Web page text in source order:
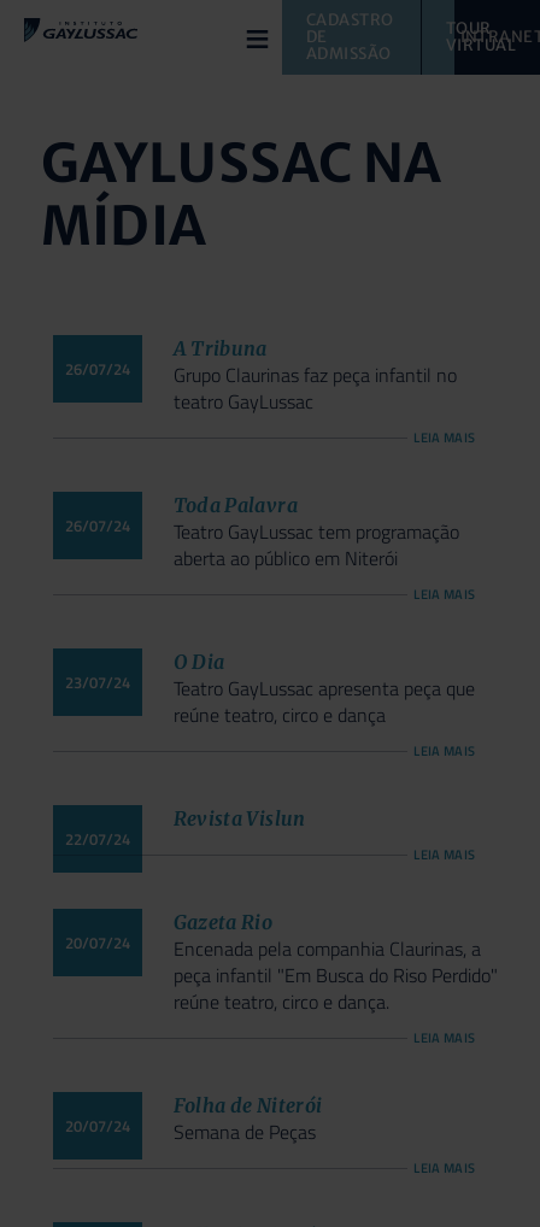
≡
CADASTRO
DE
ADMISSÃO
TOUR
VIRTUAL
GAYLUSSAC NA
MÍDIA
26/07/24
A Tribuna
Grupo Claurinas faz peça infantil no
teatro GayLussac
LEIA MAIS
26/07/24
Toda Palavra
Teatro GayLussac tem programação
aberta ao público em Niterói
LEIA MAIS
23/07/24
O Dia
Teatro GayLussac apresenta peça que
reúne teatro, circo e dança
LEIA MAIS
22/07/24
Revista Vislun
LEIA MAIS
20/07/24
Gazeta Rio
Encenada pela companhia Claurinas, a
peça infantil "Em Busca do Riso Perdido"
reúne teatro, circo e dança.
LEIA MAIS
20/07/24
Folha de Niterói
Semana de Peças
LEIA MAIS